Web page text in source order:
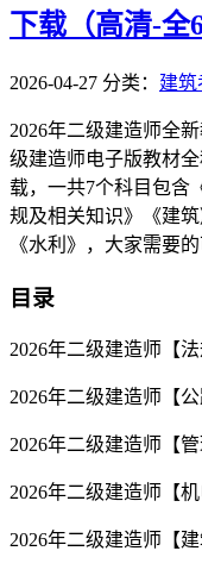
下载（高清-全6
2026-04-27 分类： 建筑
2026年二级建造师全
级建造师电子版教材
载，一共7个科目包含
规及相关知识》《建
《水利》，大家需要
目录
2026年二级建造师【
2026年二级建造师【
2026年二级建造师【
2026年二级建造师【
2026年二级建造师【